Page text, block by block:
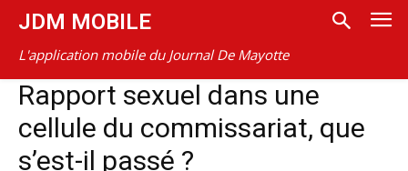
JDM MOBILE
L'application mobile du Journal De Mayotte
Rapport sexuel dans une
cellule du commissariat, que
s’est-il passé ?